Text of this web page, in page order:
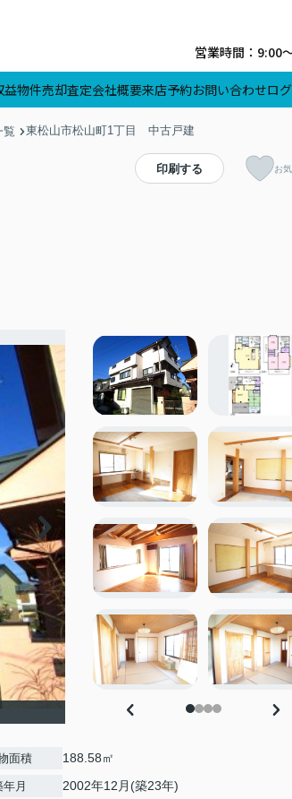
営業時間：9:00
益物件売却査定会社概要来店予約お問い合わせロ
覧 東松山市松山町1丁目 中古戸建
印刷する お
面積 188.58㎡
年月 2002年12月(築23年)